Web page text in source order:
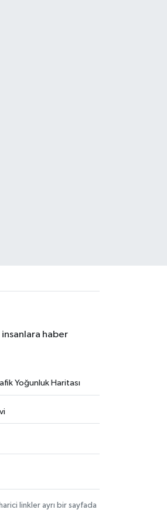
haber
Yoğunluk Haritası
linkler ayrı bir sayfada